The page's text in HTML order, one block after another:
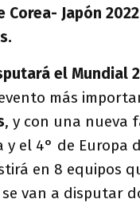
Corea- Japón
el Mundial
más
, y con una nueva
y el 4° de Europa
en 8 equipos
van a disputar